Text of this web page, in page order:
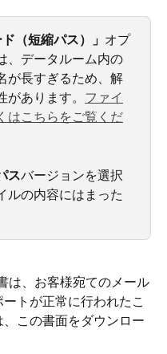
（短縮パス）」 オプ
、データルーム内の
が長すぎるため、解
あります。 ファイ
はこちらをご覧くだ
スバージョンを選択
ルの内容にはまった
は、お客様宛てのメール
トが正常に行われたこ
この書面をダウンロー